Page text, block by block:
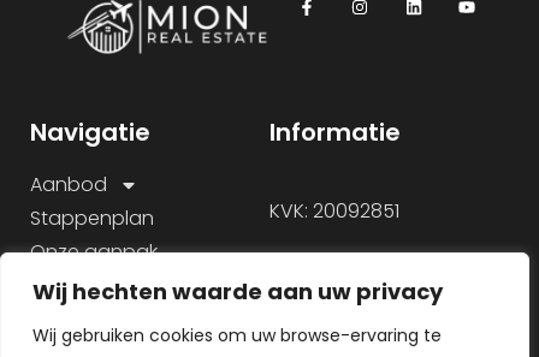
Wij hechten waarde aan uw privacy
Wij gebruiken cookies om uw browse-ervaring te
Navigatie
Aanbod
Stappenplan
Onze aanpak
Over ons
Informatie
KVK: 20092851